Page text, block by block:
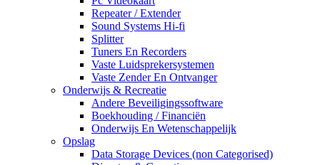
Repeater / Extender
Sound Systems Hi-fi
Splitter
Tuners En Recorders
Vaste Luidsprekersystemen
Vaste Zender En Ontvanger
Onderwijs & Recreatie
Andere Beveiligingssoftware
Boekhouding / Financiën
Onderwijs En Wetenschappelijk
Opslag
Data Storage Devices (non Categorised)